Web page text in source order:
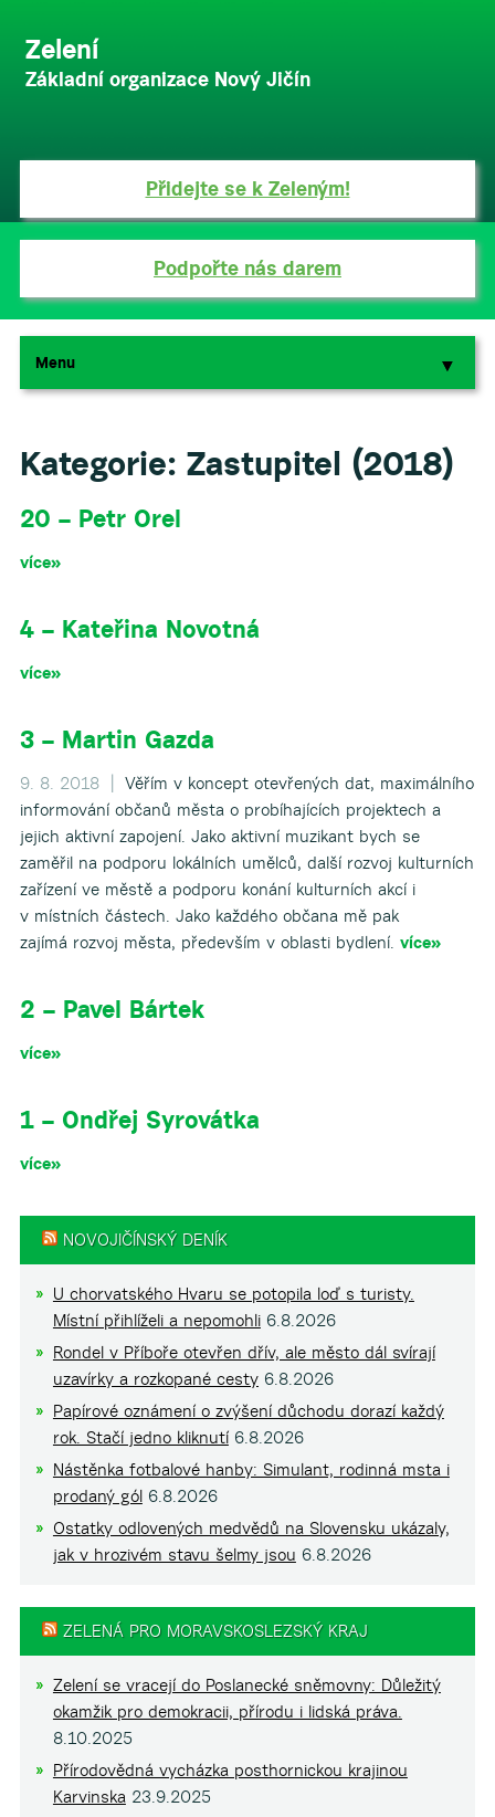
Zelení
Základní organizace Nový Jičín
Přidejte se k Zeleným!
Podpořte nás darem
Menu ▼
▼
▼
Kategorie: Zastupitel (2018)
20 – Petr Orel
více»
4 – Kateřina Novotná
více»
3 – Martin Gazda
9. 8. 2018 |
Věřím v koncept otevřených dat, maximálního
informování občanů města o probíhajících projektech a
jejich aktivní zapojení. Jako aktivní muzikant bych se
zaměřil na podporu lokálních umělců, další rozvoj kulturních
zařízení ve městě a podporu konání kulturních akcí i
v místních částech. Jako každého občana mě pak
zajímá rozvoj města, především v oblasti bydlení. více»
2 – Pavel Bártek
více»
1 – Ondřej Syrovátka
více»
NOVOJIČÍNSKÝ DENÍK
U chorvatského Hvaru se potopila loď s turisty.
Místní přihlíželi a nepomohli 6.8.2026
Rondel v Příboře otevřen dřív, ale město dál svírají
uzavírky a rozkopané cesty 6.8.2026
Papírové oznámení o zvýšení důchodu dorazí každý
rok. Stačí jedno kliknutí 6.8.2026
Nástěnka fotbalové hanby: Simulant, rodinná msta i
prodaný gól 6.8.2026
Ostatky odlovených medvědů na Slovensku ukázaly,
jak v hrozivém stavu šelmy jsou 6.8.2026
ZELENÁ PRO MORAVSKOSLEZSKÝ KRAJ
Zelení se vracejí do Poslanecké sněmovny: Důležitý
okamžik pro demokracii, přírodu i lidská práva.
8.10.2025
Přírodovědná vycházka posthornickou krajinou
Karvinska 23.9.2025